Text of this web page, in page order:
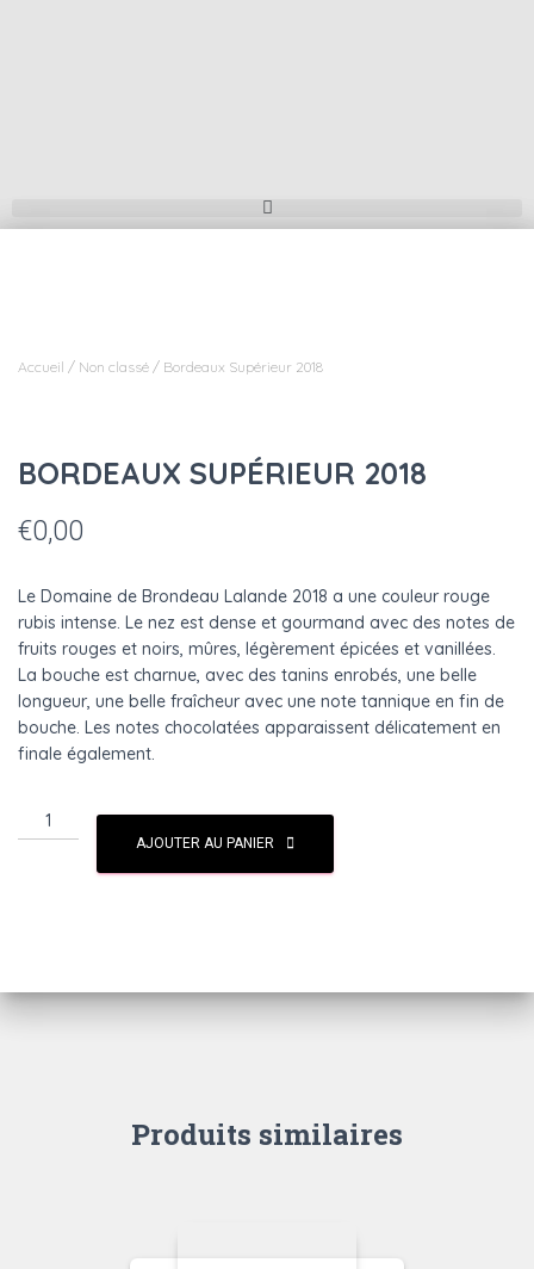
Accueil / Non classé / Bordeaux Supérieur 2018
BORDEAUX SUPÉRIEUR 2018
€0,00
Le Domaine de Brondeau Lalande 2018 a une couleur rouge
rubis intense. Le nez est dense et gourmand avec des notes de
fruits rouges et noirs, mûres, légèrement épicées et vanillées.
La bouche est charnue, avec des tanins enrobés, une belle
longueur, une belle fraîcheur avec une note tannique en fin de
bouche. Les notes chocolatées apparaissent délicatement en
finale également.
AJOUTER AU PANIER
Produits similaires